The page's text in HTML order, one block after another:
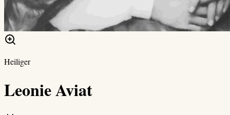
Heiliger
Leonie Aviat